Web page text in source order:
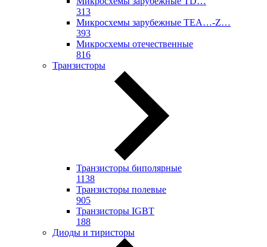
313
Микросхемы зарубежные TEA…-Z…
393
Микросхемы отечественные
816
Транзисторы
Транзисторы биполярные
1138
Транзисторы полевые
905
Транзисторы IGBT
188
Диоды и тиристоры